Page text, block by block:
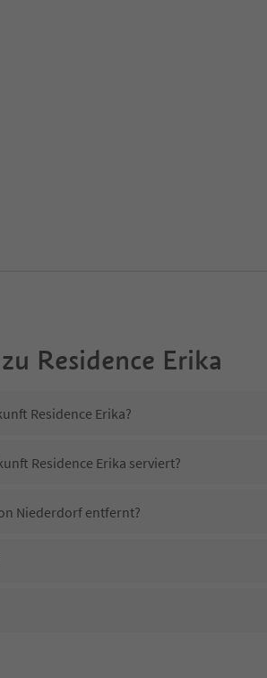
Residence Erika
Residence Erika?
Residence Erika serviert?
Niederdorf entfernt?
erlaubt?